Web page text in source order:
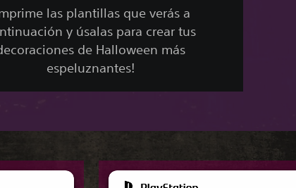
las plantillas que verás a
y úsalas para crear tus
de Halloween más
espeluznantes!